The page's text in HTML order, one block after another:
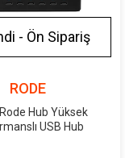
- Ön Sipariş
RODE
Rode Hub Yüksek
USB Hub